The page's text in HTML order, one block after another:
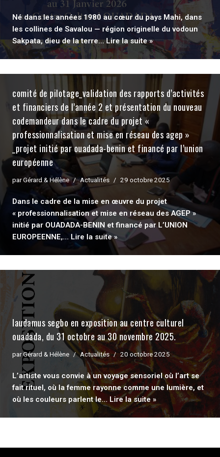
Né dans les années 1980 au cœur du pays Mahi, dans
les collines de Savalou — région originelle du vodoun
Sakpata, dieu de la terre…Lire la suite »
comité de pilotage_validation des rapports d’activités
et financiers de l’année 2 et présentation du nouveau
codemandeur dans le cadre du projet «
professionnalisation et mise en réseau des agep »
_projet initié par ouadada-benin et financé par l’union
européenne
parGérard & Hélène Actualités 29 octobre 2025
Dans le cadre de la mise en œuvre du projet
« professionnalisation et mise en réseau des AGEP »
initié par OUADADA-BENIN et financé par L’UNION
EUROPEENNE,… Lire la suite »
laudamus segbo en exposition au centre culturel
ouadada, du 31 octobre au 30 novembre 2025.
parGérard & Hélène Actualités 20 octobre 2025
L’artiste vous convie à un voyage sensoriel où l’art se
fait rituel, où la femme rayonne comme une lumière, et
où les couleurs parlent le… Lire la suite »